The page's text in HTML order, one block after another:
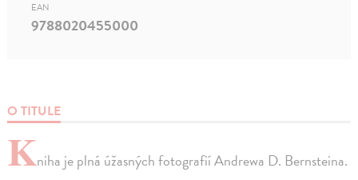
O TITULE
Kniha je plná úžasných fotografií Andrewa D. Bernsteina.
EAN
9788020455000